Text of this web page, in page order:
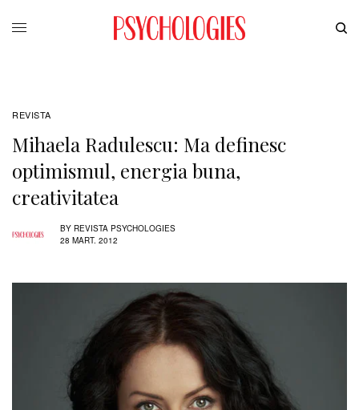
REVISTA
Mihaela Radulescu: Ma definesc
optimismul, energia buna,
creativitatea
BY REVISTA PSYCHOLOGIES
28 MART. 2012